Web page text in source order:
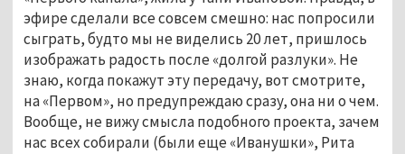
эфире сделали все совсем смешно: нас попросили
сыграть, будто мы не виделись 20 лет, пришлось
изображать радость после «долгой разлуки». Не
знаю, когда покажут эту передачу, вот смотрите,
на «Первом», но предупреждаю сразу, она ни о чем.
Вообще, не вижу смысла подобного проекта, зачем
нас всех собирали (были еще «Иванушки», Рита